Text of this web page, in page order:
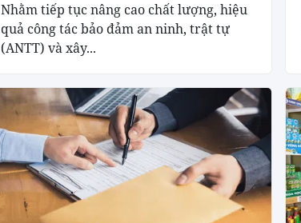
Nhằm tiếp tục nâng cao chất lượng, hiệu
quả công tác bảo đảm an ninh, trật tự
(ANTT) và xây...